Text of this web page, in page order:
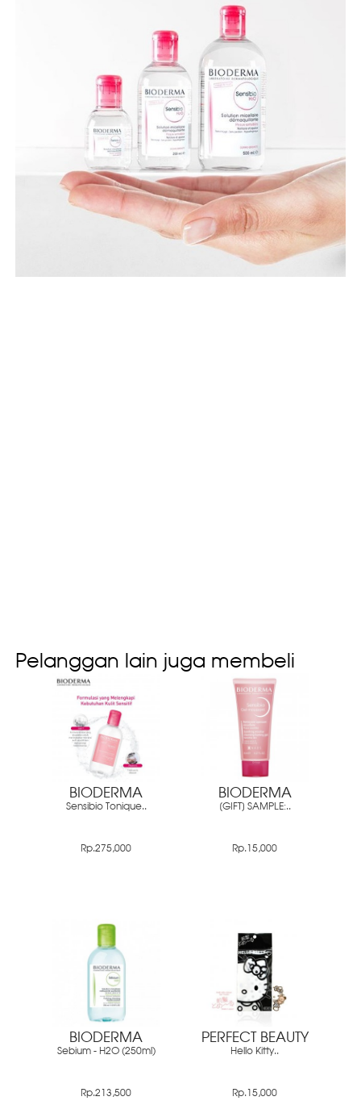
Pelanggan lain juga membeli
BIODERMA
Sensibio Tonique..
Rp.275,000
BIODERMA
[GIFT] SAMPLE:..
Rp.15,000
BIODERMA
Sebium - H2O (250ml)
Rp.213,500
PERFECT BEAUTY
Hello Kitty..
Rp.15,000